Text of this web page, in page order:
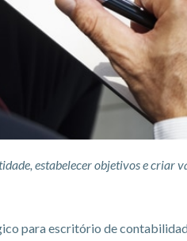
estabelecer objetivos e criar
para escritório de